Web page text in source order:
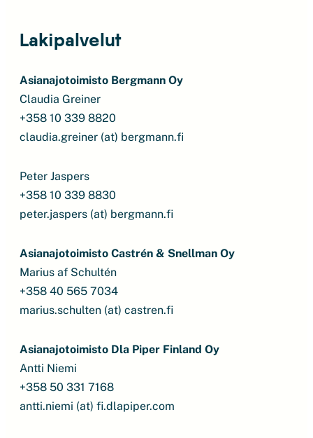
Lakipalvelut
Asianajotoimisto Bergmann Oy
Claudia Greiner
+358 10 339 8820
claudia.greiner (at) bergmann.fi
Peter Jaspers
+358 10 339 8830
peter.jaspers (at) bergmann.fi
Asianajotoimisto Castrén & Snellman Oy
Marius af Schultén
+358 40 565 7034
marius.schulten (at) castren.fi
Asianajotoimisto Dla Piper Finland Oy
Antti Niemi
+358 50 331 7168
antti.niemi (at) fi.dlapiper.com